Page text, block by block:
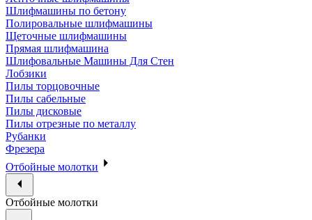
Шлифмашины по бетону
Полировальные шлифмашины
Щеточные шлифмашины
Прямая шлифмашина
Шлифовальные Машины Для Стен
Лобзики
Пилы торцовочные
Пилы сабельные
Пилы дисковые
Пилы отрезные по металлу
Рубанки
Фрезера
Отбойные молотки
Отбойные молотки